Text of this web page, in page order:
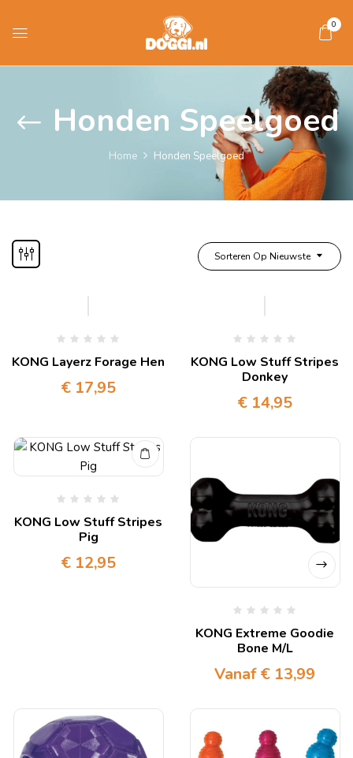
0
Honden Speelgoed
Home Honden Speelgoed
Sorteren Op Nieuwste
KONG Layerz Forage Hen
€ 17,95
KONG Low Stuff Stripes
Donkey
€ 14,95
KONG Low Stuff Stripes
Pig
€ 12,95
KONG Extreme Goodie
Bone M/L
Vanaf€ 13,99